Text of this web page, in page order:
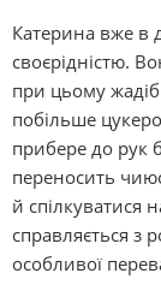
Катерина вже в
своєрідністю.
при цьому
побільше
прибере до рук
переносить
й спілкуватися
справляється з
особливої